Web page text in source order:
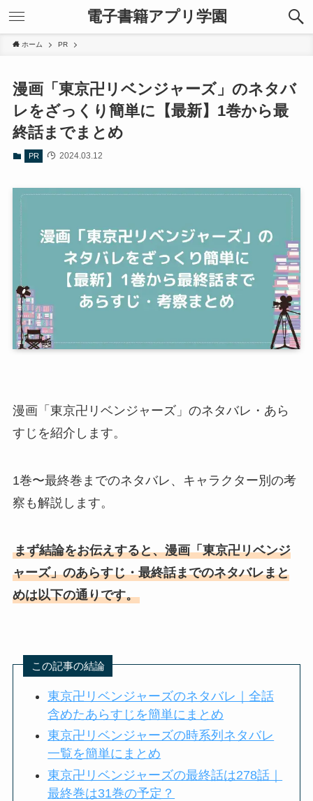
電子書籍アプリ学園
ホーム PR
漫画「東京卍リベンジャーズ」のネタバ
レをざっくり簡単に【最新】1巻から最
終話までまとめ
PR 2024.03.12
漫画「東京卍リベンジャーズ」のネタバレ・あら
すじを紹介します。
1巻〜最終巻までのネタバレ、キャラクター別の考
察も解説します。
まず結論をお伝えすると、漫画「東京卍リベンジ
ャーズ」のあらすじ・最終話までのネタバレまと
めは以下の通りです。
この記事の結論
東京卍リベンジャーズのネタバレ｜全話
含めたあらすじを簡単にまとめ
東京卍リベンジャーズの時系列ネタバレ
一覧を簡単にまとめ
東京卍リベンジャーズの最終話は278話｜
最終巻は31巻の予定？